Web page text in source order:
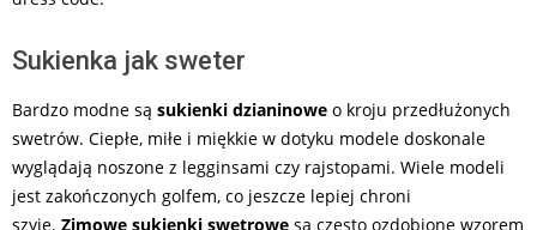
Sukienka jak sweter
Bardzo modne są sukienki dzianinowe o kroju przedłużonych
swetrów. Ciepłe, miłe i miękkie w dotyku modele doskonale
wyglądają noszone z legginsami czy rajstopami. Wiele modeli
jest zakończonych golfem, co jeszcze lepiej chroni
szyję. Zimowe sukienki swetrowe są często ozdobione wzorem